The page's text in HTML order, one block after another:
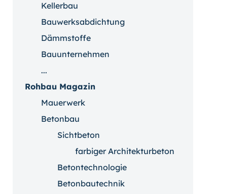
Kellerbau
Bauwerksabdichtung
Dämmstoffe
Bauunternehmen
...
Rohbau Magazin
Mauerwerk
Betonbau
Sichtbeton
farbiger Architekturbeton
Betontechnologie
Betonbautechnik